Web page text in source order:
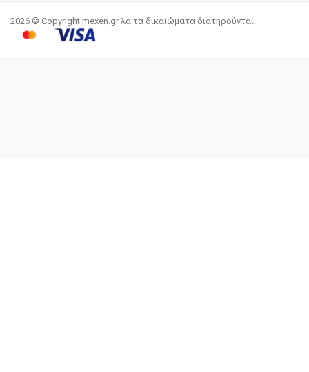
2026 © Copyright mexen.gr λα τα δικαιώματα διατηρούνται.